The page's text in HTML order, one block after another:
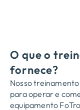
O que o
fornece?
Nosso
para operar e
equipamento